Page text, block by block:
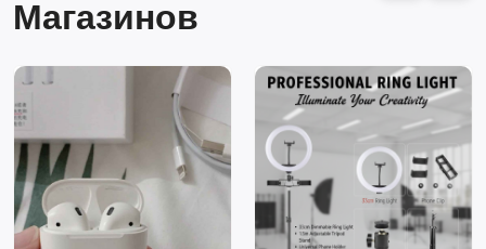
Магазинов